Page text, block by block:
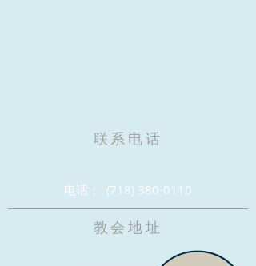
教会地址
联系电话
电话： (718) 380-0110